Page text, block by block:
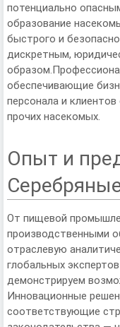
потенциально
образование
быстрого и
дискретным,
образом.
обеспечивающие
персонала и
прочих насекомых.
Опыт и
От пищевой
производственными
отраслевую
глобальных
демонстрируем
Инновационные
соответствующие